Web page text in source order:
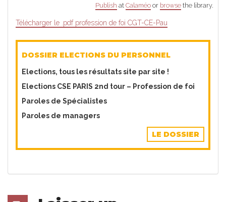
Publish at Calaméo or browse the library.
Télécharger le .pdf profession de foi CGT-CE-Pau
DOSSIER ELECTIONS DU PERSONNEL
​Elections, tous les résultats site par site !
Elections CSE PARIS 2nd tour – Profession de foi
Paroles de Spécialistes
Paroles de managers
LE DOSSIER